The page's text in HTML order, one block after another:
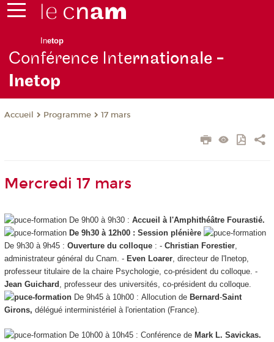
Inetop
Conférence Internationale -
Inetop
Accueil Programme 17 mars
Mercredi 17 mars
De 9h00 à 9h30 : Accueil à l'Amphithéâtre Fourastié.
De 9h30 à 12h00 : Session plénière
De 9h30 à 9h45 : Ouverture du colloque : - Christian Forestier,
administrateur général du Cnam. - Even Loarer, directeur de l'Inetop,
professeur titulaire de la chaire Psychologie, co-président du colloque. -
Jean Guichard , professeur des universités, co-président du colloque.
De 9h45 à 10h00 : Allocution de Bernard-Saint
Girons, délégué interministériel à l'orientation (France).
De 10h00 à 10h45 : Conférence de Mark L. Savickas.